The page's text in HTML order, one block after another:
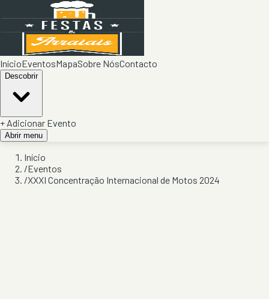
InícioEventosMapaSobre NósContacto
Descobrir
+ Adicionar Evento
Abrir menu
Início
/Eventos
/XXXI Concentração Internacional de Motos 2024